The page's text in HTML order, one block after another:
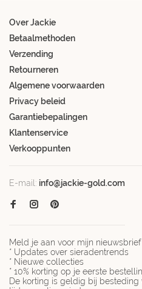
Over Jackie
Betaalmethoden
Verzending
Retourneren
Algemene voorwaarden
Privacy beleid
Garantiebepalingen
Klantenservice
Verkooppunten
E-mail: info@jackie-gold.com
Meld je aan voor mijn
* Updates over sieradentrends
* Nieuwe collecties
* 10% korting op je eerste
De korting is geldig bij